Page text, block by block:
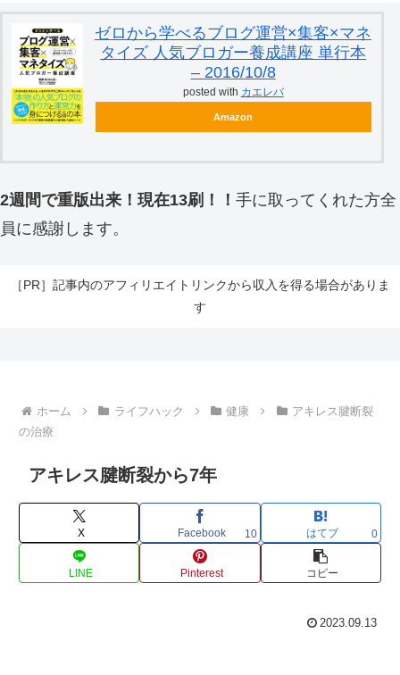
ゼロから学べるブログ運営×集客×マネ
タイズ 人気ブロガー養成講座 単行本
– 2016/10/8
posted with カエレバ
Amazon
2週間で重版出来！現在13刷！！ 手に取ってくれた方全
員に感謝します。
［PR］記事内のアフィリエイトリンクから収入を得る場合がありま
す
ホーム ライフハック 健康
アキレス腱断裂
の治療
アキレス腱断裂から7年
X Facebook 10 はてブ 0
LINE Pinterest コピー
2023.09.13